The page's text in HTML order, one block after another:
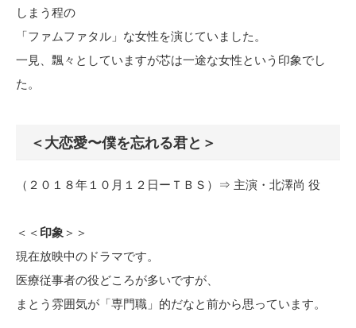
しまう程の
「ファムファタル」な女性を演じていました。
一見、飄々としていますが芯は一途な女性という印象でし
た。
＜大恋愛〜僕を忘れる君と＞
（２０１８年１０月１２日ーＴＢＳ）⇒ 主演・北澤尚 役
＜＜ 印象 ＞＞
現在放映中のドラマです。
医療従事者の役どころが多いですが、
まとう雰囲気が「専門職」的だなと前から思っています。